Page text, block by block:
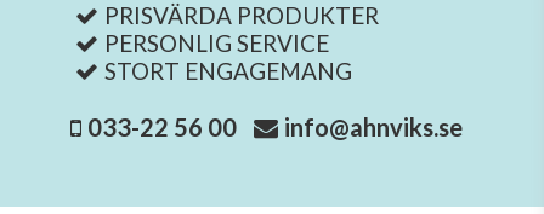
PRISVÄRDA PRODUKTER
PERSONLIG SERVICE
STORT ENGAGEMANG
033-22 56 00 info@ahnviks.se